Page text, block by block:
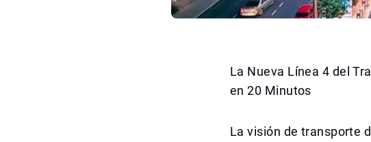
La Nueva Línea 4 del
en 20 Minutos
La visión de transporte